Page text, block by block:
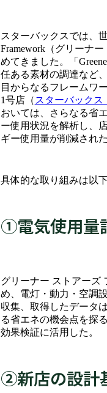
スターバックスでは、
Framework（グリーナ
めてきました。「
任ある素材の調達など
目からなるフレームワ
1号店（ スターバック
おいては、さらなる省
ー使用状況を解析し、
ギー使用量が削減され
具体的な取り組みは以
➀電気使用量
グリーナー ストアーズ
め、電灯・動力・空調
収集、取得したデータ
る省エネの機会点を探
効果検証に活用した。
➁新店の設計